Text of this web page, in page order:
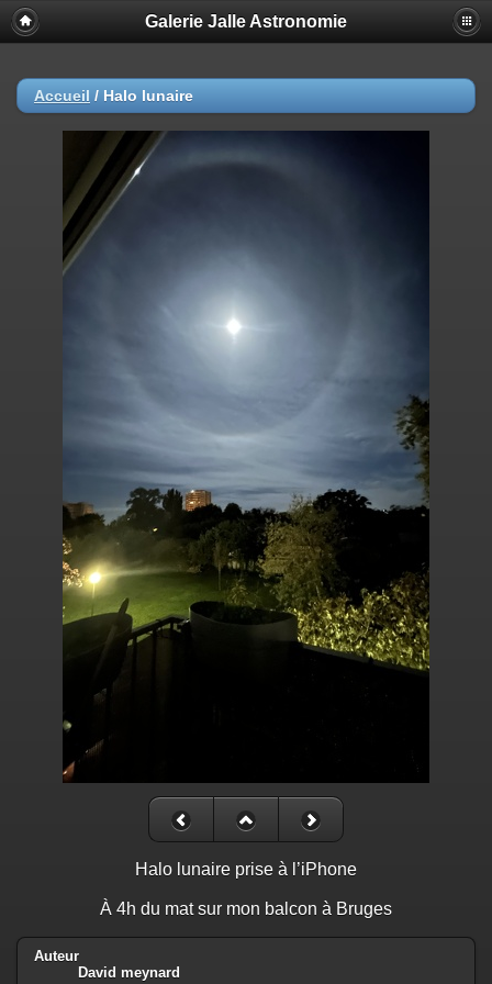
Galerie Jalle Astronomie
Accueil / Halo lunaire
Halo lunaire prise à l’iPhone
À 4h du mat sur mon balcon à Bruges
Auteur
David meynard